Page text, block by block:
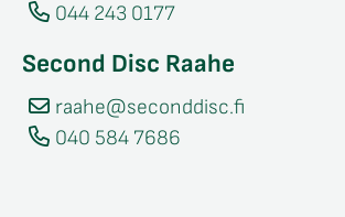
044 243 0177
Second Disc Raahe
raahe@seconddisc.fi
040 584 7686